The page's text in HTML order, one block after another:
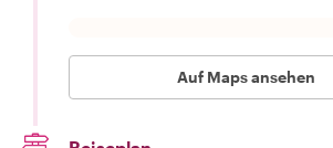
Auf Maps ansehen